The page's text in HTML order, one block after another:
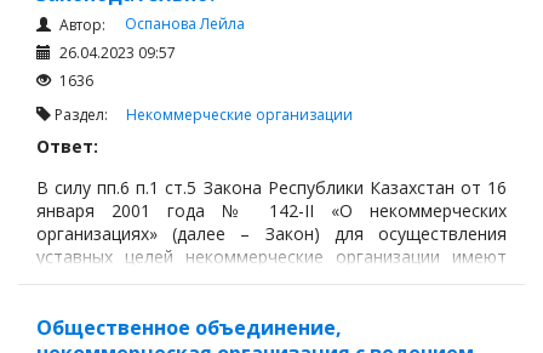
Автор:
Оспанова Лейла
26.04.2023 09:57
1636
Раздел: Некоммерческие организации
Ответ:
В силу пп.6 п.1 ст.5 Закона Республики Казахстан от 16
января 2001 года № 142-II «О некоммерческих
организациях» (далее – Закон) для осуществления
уставных целей некоммерческие организации имеют
право открывать филиалы и представительства.
Общественное объединение,